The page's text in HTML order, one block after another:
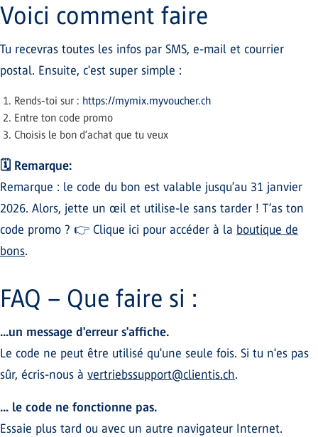
Voici comment faire
Tu recevras toutes les infos par SMS, e-mail et courrier
postal. Ensuite, c'est super simple :
Rends-toi sur : https://mymix.myvoucher.ch
Entre ton code promo
Choisis le bon d’achat que tu veux
🗓️ Remarque:
Remarque : le code du bon est valable jusqu’au 31 janvier
2026. Alors, jette un œil et utilise-le sans tarder ! T’as ton
code promo ? 👉 Clique ici pour accéder à la boutique de
bons.
FAQ – Que faire si :
...un message d'erreur s'affiche.
Le code ne peut être utilisé qu'une seule fois. Si tu n'es pas
sûr, écris-nous à vertriebssupport@clientis.ch.
... le code ne fonctionne pas.
Essaie plus tard ou avec un autre navigateur Internet.